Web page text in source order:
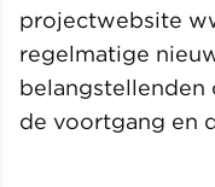
projectwebsite
regelmatige
belangstellenden
de voortgang en